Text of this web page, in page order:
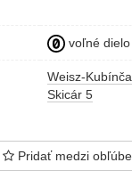
voľné dielo
Weisz-
Skicár 5
Pridať medzi